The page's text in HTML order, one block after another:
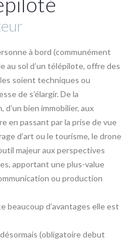
à bord (communément
au sol d’un télépilote, offre des
soient techniques ou
de s’élargir. De la
d’un bien immobilier, aux
en passant par la prise de vue
d’art ou le tourisme, le drone
majeur aux perspectives
apportant une plus-value
ou production
beaucoup d’avantages elle est
(obligatoire debut